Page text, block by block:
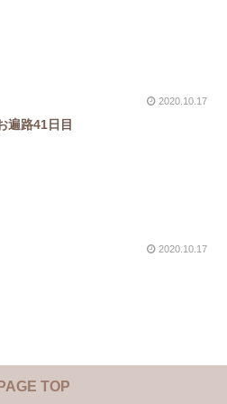
2020.10.17
遍路41日目
2020.10.17
PAGE TOP